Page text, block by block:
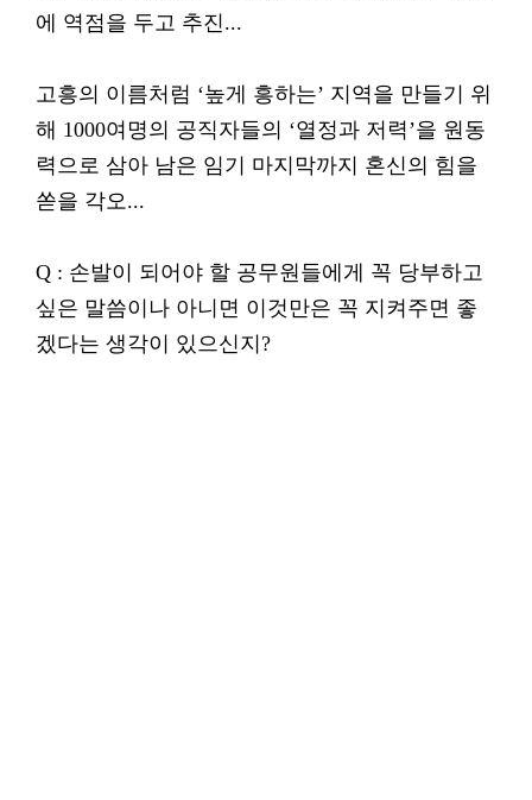
에 역점을 두고 추진...
고흥의 이름처럼 ‘높게 흥하는’ 지역을 만들기 위
해 1000여명의 공직자들의 ‘열정과 저력’을 원동
력으로 삼아 남은 임기 마지막까지 혼신의 힘을
쏟을 각오...
Q : 손발이 되어야 할 공무원들에게 꼭 당부하고
싶은 말씀이나 아니면 이것만은 꼭 지켜주면 좋
겠다는 생각이 있으신지?